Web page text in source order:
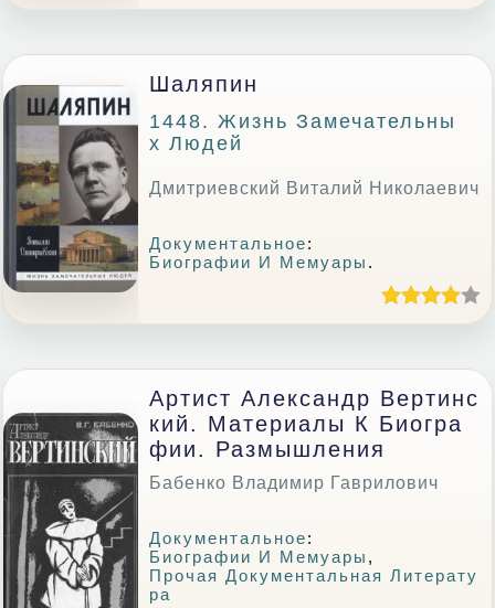
Шаляпин
1448. Жизнь Замечательны
Х Людей
Дмитриевский Виталий Николаевич
Документальное:
Биографии И Мемуары .
Артист Александр Вертинс
Кий. Материалы К Биогра
Фии. Размышления
Бабенко Владимир Гаврилович
Документальное:
Биографии И Мемуары ,
Прочая Документальная Литерату
Ра